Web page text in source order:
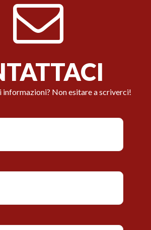
informazioni? Non esitare a scriverci!